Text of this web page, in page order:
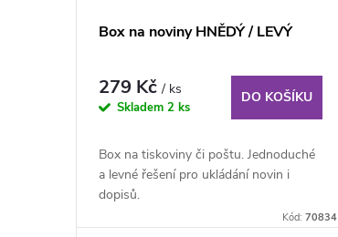
Box na noviny HNĚDÝ / LEVÝ
279 Kč/ ks
Skladem 2 ks
DO KOŠÍKU
Box na tiskoviny či poštu. Jednoduché
a levné řešení pro ukládání novin i
dopisů.
Kód:70834